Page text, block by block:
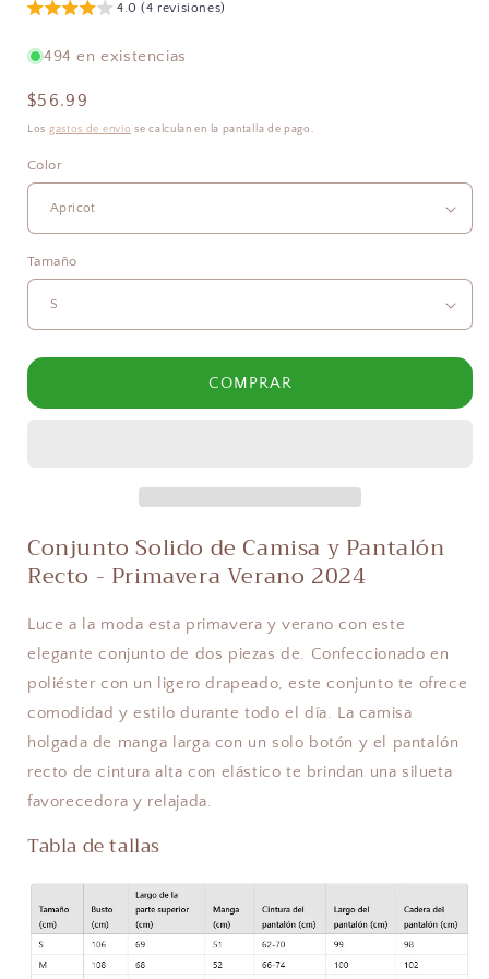
4.0 (4 revisiones)
494 en existencias
Precio
habitual
$56.99
Los gastos de envío se calculan en la pantalla de pago.
Color
Tamaño
COMPRAR
Conjunto Solido de Camisa y Pantalón
Recto - Primavera Verano 2024
Luce a la moda esta primavera y verano con este
elegante conjunto de dos piezas de. Confeccionado en
poliéster con un ligero drapeado, este conjunto te ofrece
comodidad y estilo durante todo el día. La camisa
holgada de manga larga con un solo botón y el pantalón
recto de cintura alta con elástico te brindan una silueta
favorecedora y relajada.
Tabla de tallas